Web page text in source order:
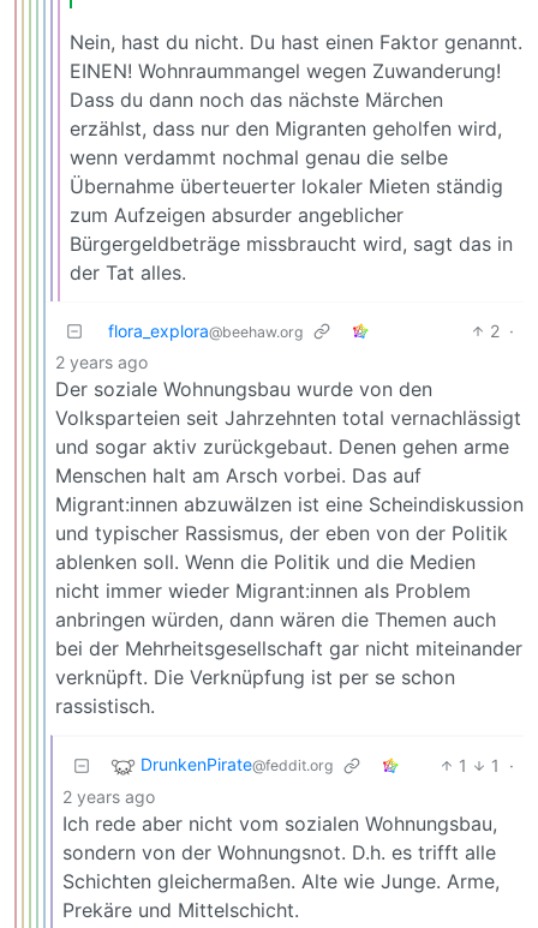
Nein, hast du nicht. Du hast einen Faktor genannt.
EINEN! Wohnraummangel wegen Zuwanderung!
Dass du dann noch das nächste Märchen
erzählst, dass nur den Migranten geholfen wird,
wenn verdammt nochmal genau die selbe
Übernahme überteuerter lokaler Mieten ständig
zum Aufzeigen absurder angeblicher
Bürgergeldbeträge missbraucht wird, sagt das in
der Tat alles.
flora_explora@beehaw.org 2 ·
2 years ago
Der soziale Wohnungsbau wurde von den
Volksparteien seit Jahrzehnten total vernachlässigt
und sogar aktiv zurückgebaut. Denen gehen arme
Menschen halt am Arsch vorbei. Das auf
Migrant:innen abzuwälzen ist eine Scheindiskussion
und typischer Rassismus, der eben von der Politik
ablenken soll. Wenn die Politik und die Medien
nicht immer wieder Migrant:innen als Problem
anbringen würden, dann wären die Themen auch
bei der Mehrheitsgesellschaft gar nicht miteinander
verknüpft. Die Verknüpfung ist per se schon
rassistisch.
DrunkenPirate@feddit.org 1 1
·
2 years ago
Ich rede aber nicht vom sozialen Wohnungsbau,
sondern von der Wohnungsnot. D.h. es trifft alle
Schichten gleichermaßen. Alte wie Junge. Arme,
Prekäre und Mittelschicht.